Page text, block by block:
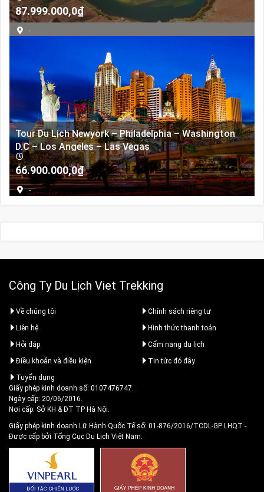
87.999.000,0₫
-
Tour Du Lịch Newyork – Philadelphia – Washington
D.C – Los Angeles – Las Vegas
66.900.000,0₫
-
Công Ty Du Lịch Viet Trekking
Về chúng tôi
Chính sách riêng tư
Liên hệ
Hình thức thanh toán
Hỏi đáp
Cẩm nang du lịch
Điều khoản và điều kiện
Tin tức đó đây
Tuyển dụng
Giấy phép kinh doanh số: 0107476747.
Ngày cấp: 20/06/2016.
Nơi cấp: Sở KH & ĐT TP Hà Nội.
Giấy phép kinh doanh Lữ Hành Quốc Tế số: 01-876/2016/TCDL-GP LHQT -
Được cấp bởi Tổng Cục Du Lịch Việt Nam.